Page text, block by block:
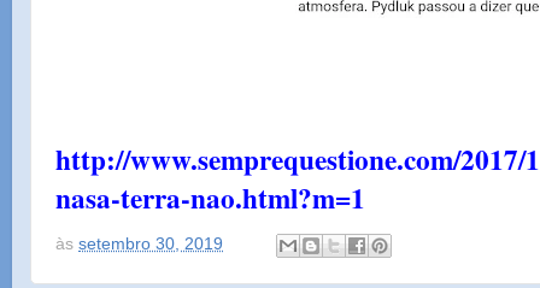
http://www.semprequestione.com/
nasa-terra-nao.html?m=1
às setembro 30, 2019